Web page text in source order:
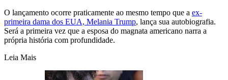
O lançamento ocorre praticamente ao mesmo tempo que a ex-
primeira dama dos EUA, Melania Trump, lança sua autobiografia.
Será a primeira vez que a esposa do magnata americano narra a
própria história com profundidade.
Leia Mais